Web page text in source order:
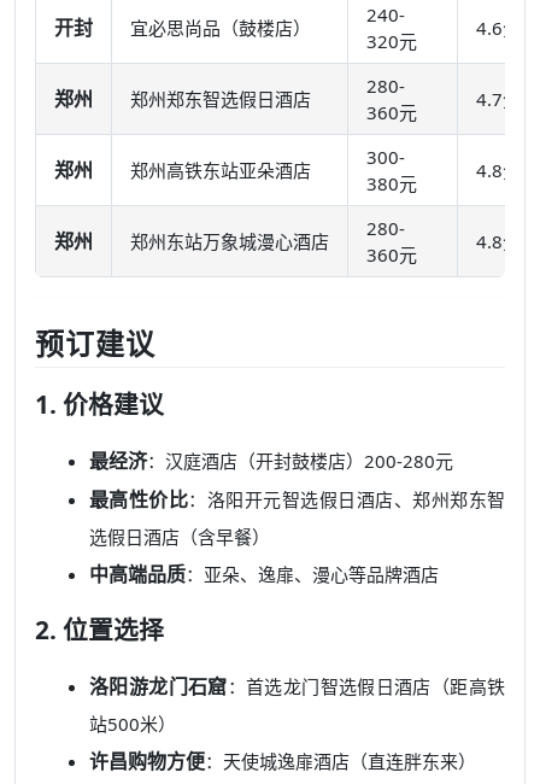
开封 宜必思尚品（鼓楼店）
240-
320元
4.6分
郑州 郑州郑东智选假日酒店
280-
360元
4.7分
郑州 郑州高铁东站亚朵酒店
300-
380元
4.8分
郑州 郑州东站万象城漫心酒店
280-
360元
4.8分
预订建议
1. 价格建议
最经济：汉庭酒店（开封鼓楼店）200-280元
最高性价比：洛阳开元智选假日酒店、郑州郑东智
选假日酒店（含早餐）
中高端品质：亚朵、逸扉、漫心等品牌酒店
2. 位置选择
洛阳游龙门石窟：首选龙门智选假日酒店（距高铁
站500米）
许昌购物方便：天使城逸扉酒店（直连胖东来）